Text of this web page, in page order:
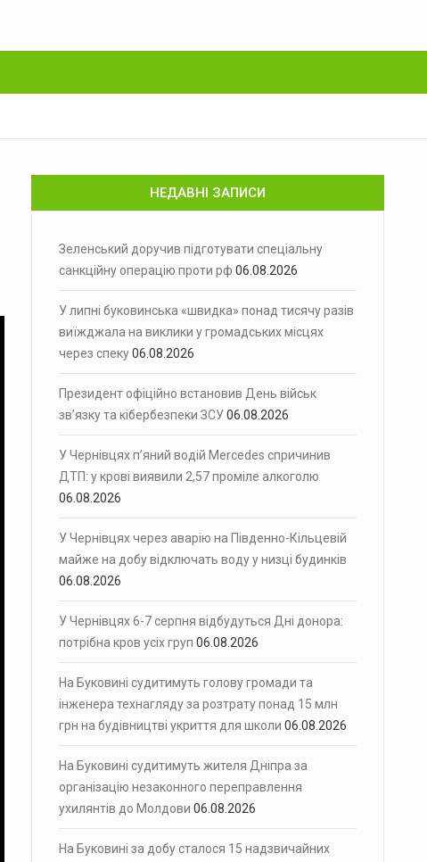
НЕДАВНІ ЗАПИСИ
Зеленський доручив підготувати спеціальну
санкційну операцію проти рф 06.08.2026
У липні буковинська «швидка» понад тисячу разів
виїжджала на виклики у громадських місцях
через спеку06.08.2026
Президент офіційно встановив День військ
зв’язку та кібербезпеки ЗСУ06.08.2026
У Чернівцях п’яний водій Mercedes спричинив
ДТП: у крові виявили 2,57 проміле алкоголю
06.08.2026
У Чернівцях через аварію на Південно-Кільцевій
майже на добу відключать воду у низці будинків
06.08.2026
У Чернівцях 6-7 серпня відбудуться Дні донора:
потрібна кров усіх груп 06.08.2026
На Буковині судитимуть голову громади та
інженера технагляду за розтрату понад 15 млн
грн на будівництві укриття для школи 06.08.2026
На Буковині судитимуть жителя Дніпра за
організацію незаконного переправлення
ухилянтів до Молдови 06.08.2026
На Буковині за добу сталося 15 надзвичайних